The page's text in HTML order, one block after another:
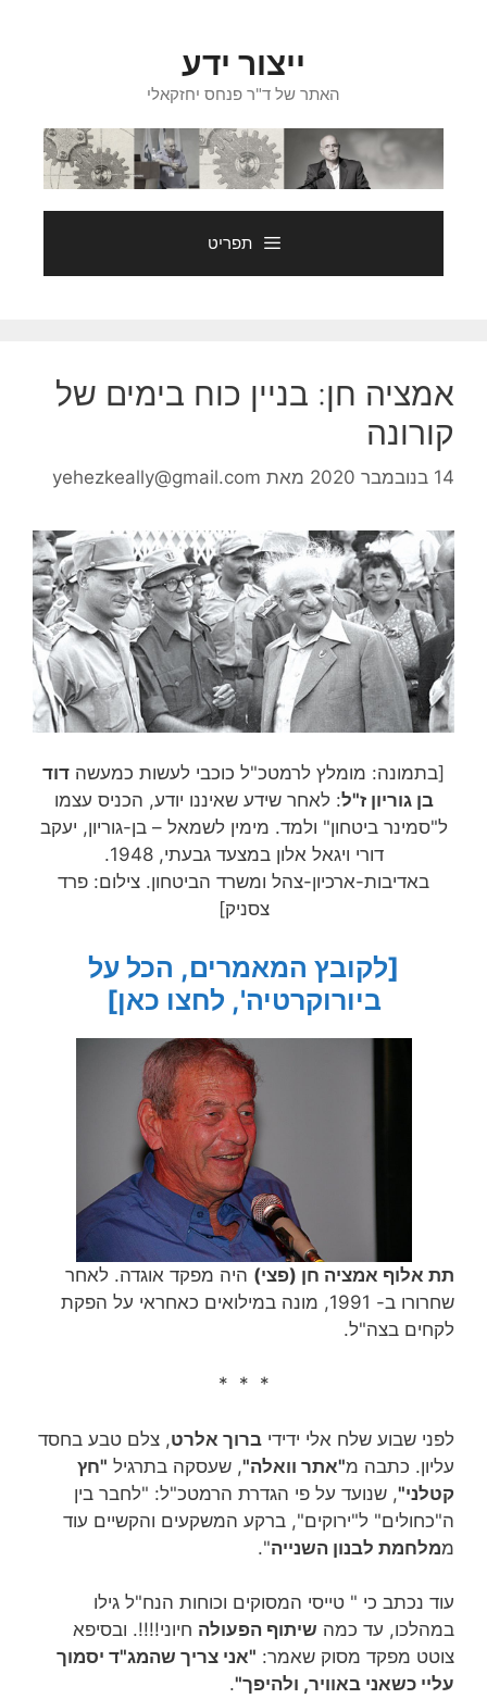
ייצור ידע
האתר של ד"ר פנחס יחזקאלי
תפריט
אמציה חן: בניין כוח בימים של
קורונה
14 בנובמבר 2020 מאת yehezkeally@gmail.com
[בתמונה: מומלץ לרמטכ"ל כוכבי לעשות כמעשה דוד
בן גוריון ז"ל: לאחר שידע שאיננו יודע, הכניס עצמו
ל"סמינר ביטחון" ולמד. מימין לשמאל – בן-גוריון, יעקב
דורי ויגאל אלון במצעד גבעתי, 1948.
באדיבות-ארכיון-צהל ומשרד הביטחון. צילום: פרד
צסניק]
[לקובץ המאמרים, הכל על
ביורוקרטיה', לחצו כאן]
תת אלוף אמציה חן (פצי) היה מפקד אוגדה. לאחר
שחרורו ב- 1991, מונה במילואים כאחראי על הפקת
לקחים בצה"ל.
* * *
לפני שבוע שלח אלי ידידי ברוך אלרט, צלם טבע בחסד
עליון. כתבה מ"אתר וואלה", שעסקה בתרגיל "חץ
קטלני", שנועד על פי הגדרת הרמטכ"ל: "לחבר בין
ה"כחולים" ל"ירוקים", ברקע המשקעים והקשיים עוד
ממלחמת לבנון השנייה".
עוד נכתב כי " טייסי המסוקים וכוחות הנח"ל גילו
במהלכו, עד כמה שיתוף הפעולה חיוני!!!!. ובסיפא
צוטט מפקד מסוק שאמר: "אני צריך שהמג"ד יסמוך
עליי כשאני באוויר, ולהיפך".